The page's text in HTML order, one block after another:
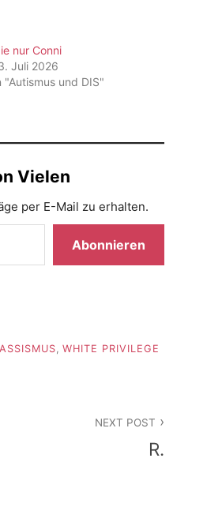
nur Conni
Juli 2026
"Autismus und DIS"
Vielen
per E-Mail zu erhalten.
Abonnieren
, WHITE PRIVILEGE
NEXT POST
R.